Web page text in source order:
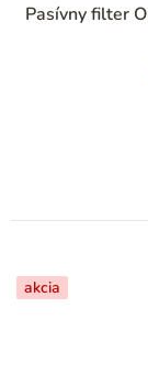
Pasívny filter
akcia